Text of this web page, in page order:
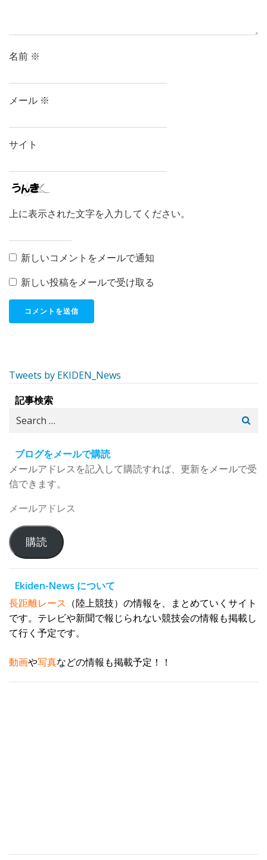
名前 ※
メール ※
サイト
上に表示された文字を入力してください。
新しいコメントをメールで通知
新しい投稿をメールで受け取る
Tweets by EKIDEN_News
記事検索
Search
ブログをメールで購読
メールアドレスを記入して購読すれば、更新をメールで受
信できます。
メ
ル
ア
ド
レ
ス
購読
Ekiden-News について
長距離レース （陸上競技）の情報を、まとめていくサイト
です。テレビや新聞で報じられない競技会の情報も掲載し
て行く予定です。
動画や写真などの情報も掲載予定！！